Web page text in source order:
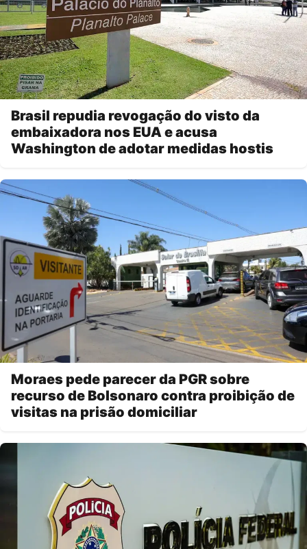
Brasil repudia revogação do visto da
embaixadora nos EUA e acusa
Washington de adotar medidas hostis
Moraes pede parecer da PGR sobre
recurso de Bolsonaro contra proibição de
visitas na prisão domiciliar